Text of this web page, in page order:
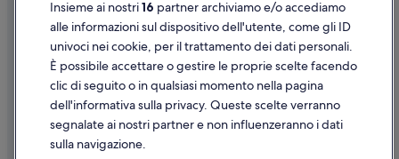
Comédie-Française: hotel nelle vicinanze
9° Arrondissement: hotel
Place de l’Opéra: hotel nelle vicinanze
Pont des Arts: hotel nelle vicinanze
Les Halles: hotel
Supporto
Assistenza clienti
Contattaci
Come cancellare un volo
Come modificare la prenotazione di un hotel o una casa vacanze
Insieme ai nostri16 partner archiviamo e/o accediamo
alle informazioni sul dispositivo dell'utente, come gli ID
univoci nei cookie, per il trattamento dei dati personali.
È possibile accettare o gestire le proprie scelte facendo
clic di seguito o in qualsiasi momento nella pagina
dell'informativa sulla privacy. Queste scelte verranno
segnalate ai nostri partner e non influenzeranno i dati
sulla navigazione.